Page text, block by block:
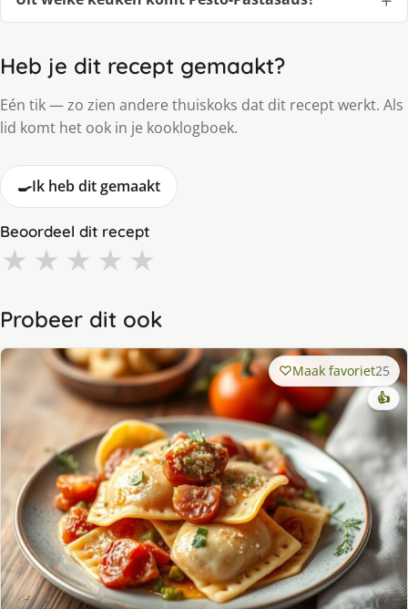
Heb je dit recept gemaakt?
Eén tik — zo zien andere thuiskoks dat dit recept werkt. Als
lid komt het ook in je kooklogboek.
🍳Ik heb dit gemaakt
Beoordeel dit recept
★ ★ ★ ★ ★
Probeer dit ook
Maak favoriet25
👍